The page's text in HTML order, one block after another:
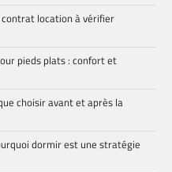
contrat location à vérifier
pieds plats : confort et
choisir avant et après la
dormir est une stratégie